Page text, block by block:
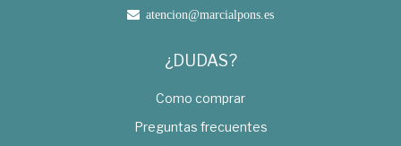
atencion@marcialpons.es
¿DUDAS?
Como comprar
Preguntas frecuentes